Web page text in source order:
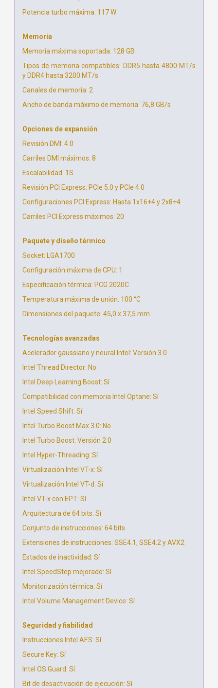
Potencia turbo máxima: 117 W
Memoria
Memoria máxima soportada: 128 GB
Tipos de memoria compatibles: DDR5 hasta 4800 MT/s
y DDR4 hasta 3200 MT/s
Canales de memoria: 2
Ancho de banda máximo de memoria: 76,8 GB/s
Opciones de expansión
Revisión DMI: 4.0
Carriles DMI máximos: 8
Escalabilidad: 1S
Revisión PCI Express: PCIe 5.0 y PCIe 4.0
Configuraciones PCI Express: Hasta 1x16+4 y 2x8+4
Carriles PCI Express máximos: 20
Paquete y diseño térmico
Socket: LGA1700
Configuración máxima de CPU: 1
Especificación térmica: PCG 2020C
Temperatura máxima de unión: 100 °C
Dimensiones del paquete: 45,0 x 37,5 mm
Tecnologías avanzadas
Acelerador gaussiano y neural Intel: Versión 3.0
Intel Thread Director: No
Intel Deep Learning Boost: Sí
Compatibilidad con memoria Intel Optane: Sí
Intel Speed Shift: Sí
Intel Turbo Boost Max 3.0: No
Intel Turbo Boost: Versión 2.0
Intel Hyper-Threading: Sí
Virtualización Intel VT-x: Sí
Virtualización Intel VT-d: Sí
Intel VT-x con EPT: Sí
Arquitectura de 64 bits: Sí
Conjunto de instrucciones: 64 bits
Extensiones de instrucciones: SSE4.1, SSE4.2 y AVX2
Estados de inactividad: Sí
Intel SpeedStep mejorado: Sí
Monitorización térmica: Sí
Intel Volume Management Device: Sí
Seguridad y fiabilidad
Instrucciones Intel AES: Sí
Secure Key: Sí
Intel OS Guard: Sí
Bit de desactivación de ejecución: Sí